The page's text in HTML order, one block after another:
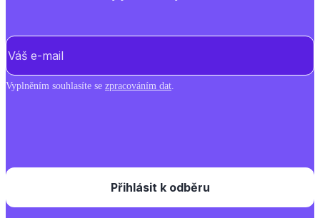
E-mail
Vyplněním souhlasíte se zpracováním dat.